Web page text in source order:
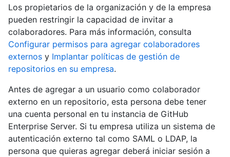
Los propietarios de la organización y de la empresa
pueden restringir la capacidad de invitar a
colaboradores. Para más información, consulta
Configurar permisos para agregar colaboradores
externos y Implantar políticas de gestión de
repositorios en su empresa.
Antes de agregar a un usuario como colaborador
externo en un repositorio, esta persona debe tener
una cuenta personal en tu instancia de GitHub
Enterprise Server. Si tu empresa utiliza un sistema de
autenticación externo tal como SAML o LDAP, la
persona que quieras agregar deberá iniciar sesión a